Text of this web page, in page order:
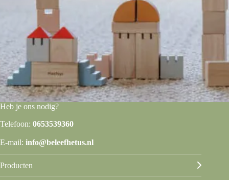
Heb je ons nodig?
Telefoon: 0653539360
E-mail: info@beleefhetus.nl
Producten